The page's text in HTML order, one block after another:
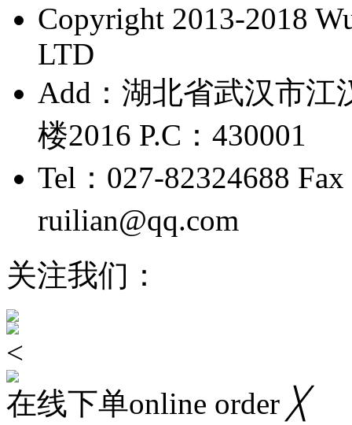
Copyright 2013-2018
LTD
Add：湖北省武汉市江
楼2016 P.C：430001
Tel：027-82324688
ruilian@qq.com
关注我们：
<
在线下单online order ╳